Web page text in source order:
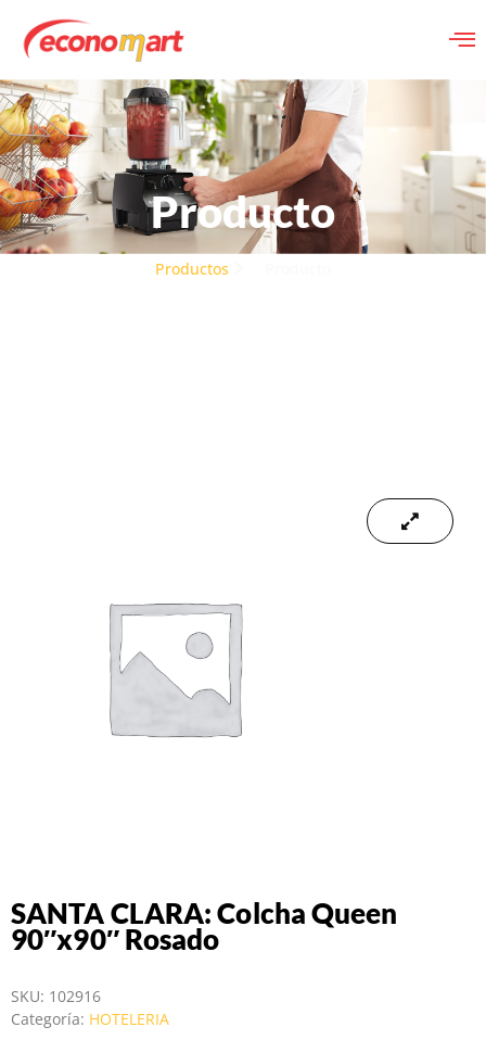
Producto
Productos
SANTA CLARA: Colcha Queen
90″x90″ Rosado
SKU: 102916
Categoría: HOTELERIA